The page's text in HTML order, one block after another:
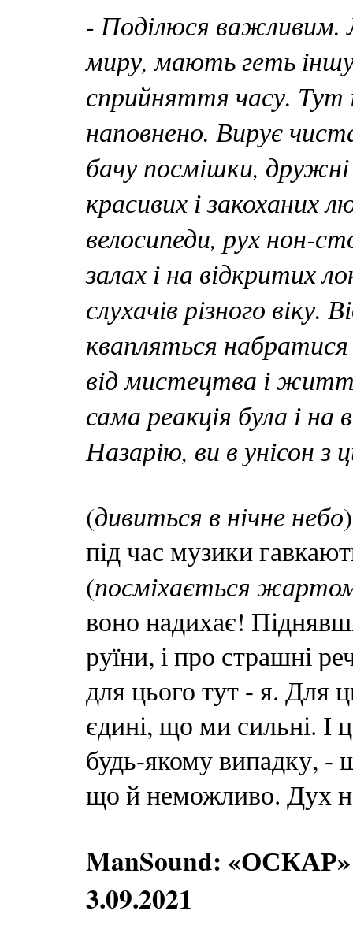
- Поділюся
миру, мають геть
сприйняття часу. Тут
наповнено. Вирує
бачу посмішки, дружні
красивих і закоханих
велосипеди, рух нон-
залах і на відкритих
слухачів різного
квапляться
від мистецтва і
сама реакція була і
Назарію, ви в унісон з
(дивиться в нічне небо
під час музики
(посміхається
воно надихає!
руїни, і про страшні
для цього тут - я. Для
єдині, що ми сильні. І
будь-якому випадку, -
що й неможливо. Дух
ManSound:
3.09.2021